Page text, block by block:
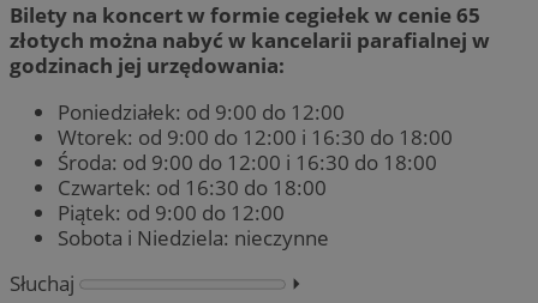
Bilety na koncert w formie cegiełek w cenie 65
złotych można nabyć w kancelarii parafialnej w
godzinach jej urzędowania:
Poniedziałek: od 9:00 do 12:00
Wtorek: od 9:00 do 12:00 i 16:30 do 18:00
Środa: od 9:00 do 12:00 i 16:30 do 18:00
Czwartek: od 16:30 do 18:00
Piątek: od 9:00 do 12:00
Sobota i Niedziela: nieczynne
Słuchaj
⏵︎